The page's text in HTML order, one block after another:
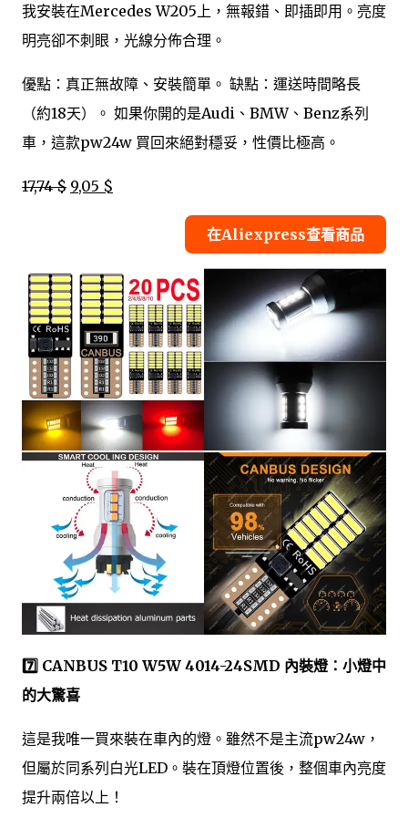
我安裝在Mercedes W205上，無報錯、即插即用。亮度
明亮卻不刺眼，光線分佈合理。
優點：真正無故障、安裝簡單。 缺點：運送時間略長
（約18天）。 如果你開的是Audi、BMW、Benz系列
車，這款pw24w 買回來絕對穩妥，性價比極高。
17,74 $ 9,05 $
在Aliexpress查看商品
7️⃣ CANBUS T10 W5W 4014-24SMD 內裝燈：小燈中
的大驚喜
這是我唯一買來裝在車內的燈。雖然不是主流pw24w，
但屬於同系列白光LED。裝在頂燈位置後，整個車內亮度
提升兩倍以上！